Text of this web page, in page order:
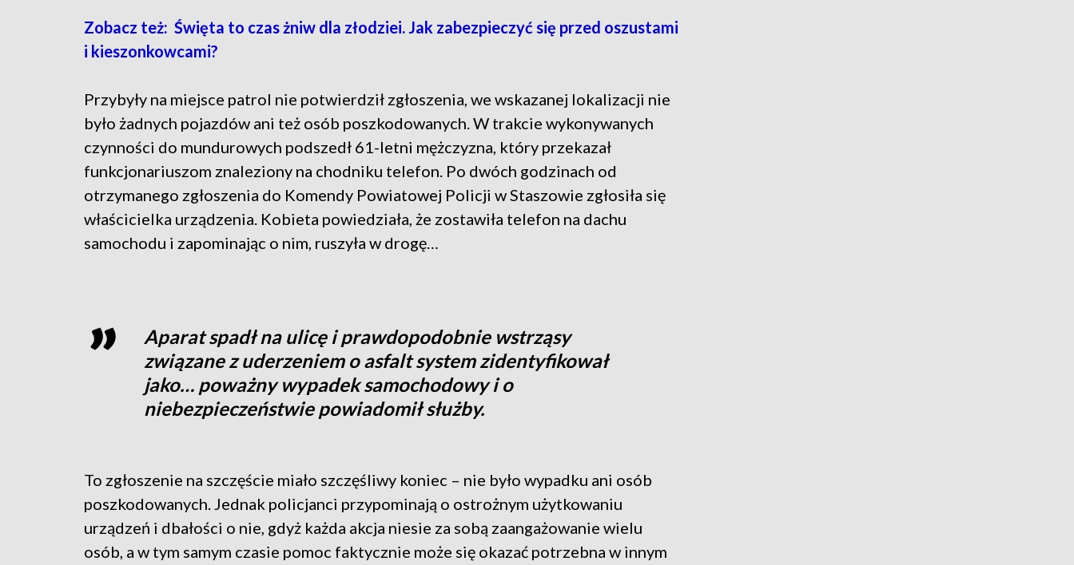
Zobacz też: Święta to czas żniw dla złodziei. Jak zabezpieczyć się przed oszustami
i kieszonkowcami?
Przybyły na miejsce patrol nie potwierdził zgłoszenia, we wskazanej lokalizacji nie
było żadnych pojazdów ani też osób poszkodowanych. W trakcie wykonywanych
czynności do mundurowych podszedł 61-letni mężczyzna, który przekazał
funkcjonariuszom znaleziony na chodniku telefon. Po dwóch godzinach od
otrzymanego zgłoszenia do Komendy Powiatowej Policji w Staszowie zgłosiła się
właścicielka urządzenia. Kobieta powiedziała, że zostawiła telefon na dachu
samochodu i zapominając o nim, ruszyła w drogę…
Aparat spadł na ulicę i prawdopodobnie wstrząsy
związane z uderzeniem o asfalt system zidentyfikował
jako… poważny wypadek samochodowy i o
niebezpieczeństwie powiadomił służby.
To zgłoszenie na szczęście miało szczęśliwy koniec – nie było wypadku ani osób
poszkodowanych. Jednak policjanci przypominają o ostrożnym użytkowaniu
urządzeń i dbałości o nie, gdyż każda akcja niesie za sobą zaangażowanie wielu
osób, a w tym samym czasie pomoc faktycznie może się okazać potrzebna w innym